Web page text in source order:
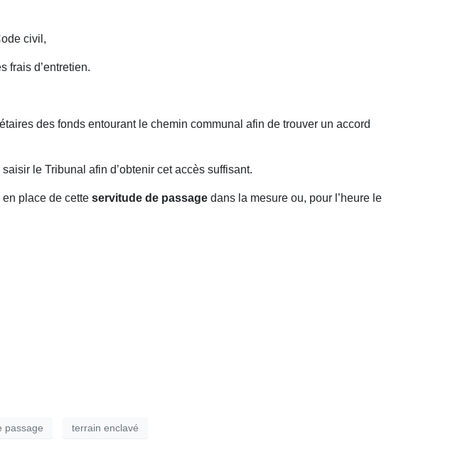
civil,
frais d’entretien.
des fonds entourant le chemin communal afin de trouver un accord
le Tribunal afin d’obtenir cet accès suffisant.
en place de cetteservitude de passage dans la mesure ou, pour l’heure le
passage terrain enclavé